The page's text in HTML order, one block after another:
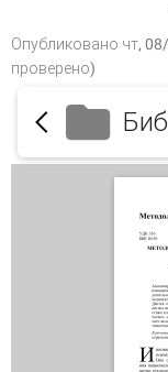
Опубликовано чт,
проверено)